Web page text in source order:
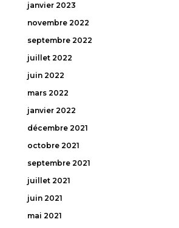
janvier 2023
novembre 2022
septembre 2022
juillet 2022
juin 2022
mars 2022
janvier 2022
décembre 2021
octobre 2021
septembre 2021
juillet 2021
juin 2021
mai 2021